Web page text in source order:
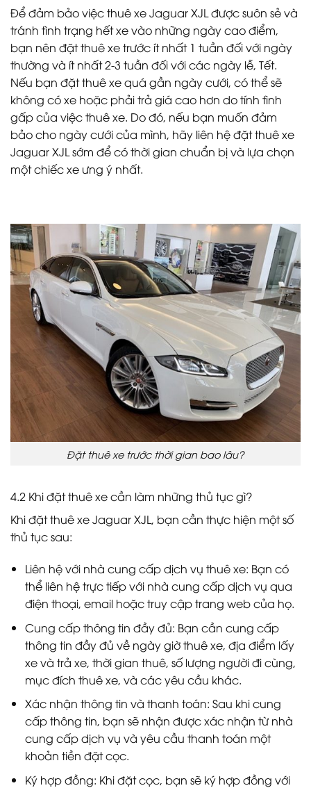
Để đảm bảo việc thuê xe Jaguar XJL được suôn sẻ và
tránh tình trạng hết xe vào những ngày cao điểm,
bạn nên đặt thuê xe trước ít nhất 1 tuần đối với ngày
thường và ít nhất 2-3 tuần đối với các ngày lễ, Tết.
Nếu bạn đặt thuê xe quá gần ngày cưới, có thể sẽ
không có xe hoặc phải trả giá cao hơn do tính tình
gấp của việc thuê xe. Do đó, nếu bạn muốn đảm
bảo cho ngày cưới của mình, hãy liên hệ đặt thuê xe
Jaguar XJL sớm để có thời gian chuẩn bị và lựa chọn
một chiếc xe ưng ý nhất.
Đặt thuê xe trước thời gian bao lâu?
4.2 Khi đặt thuê xe cần làm những thủ tục gì?
Khi đặt thuê xe Jaguar XJL, bạn cần thực hiện một số
thủ tục sau:
Liên hệ với nhà cung cấp dịch vụ thuê xe: Bạn có
thể liên hệ trực tiếp với nhà cung cấp dịch vụ qua
điện thoại, email hoặc truy cập trang web của họ.
Cung cấp thông tin đầy đủ: Bạn cần cung cấp
thông tin đầy đủ về ngày giờ thuê xe, địa điểm lấy
xe và trả xe, thời gian thuê, số lượng người đi cùng,
mục đích thuê xe, và các yêu cầu khác.
Xác nhận thông tin và thanh toán: Sau khi cung
cấp thông tin, bạn sẽ nhận được xác nhận từ nhà
cung cấp dịch vụ và yêu cầu thanh toán một
khoản tiền đặt cọc.
Ký hợp đồng: Khi đặt cọc, bạn sẽ ký hợp đồng với